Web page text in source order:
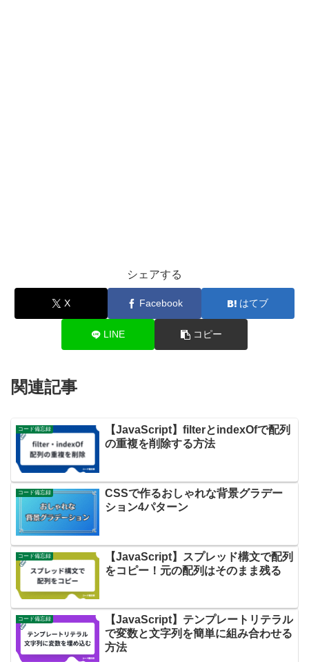
シェアする
X Facebook はてブ
LINE コピー
関連記事
コード備忘録
【JavaScript】filterとindexOfで配列
の重複を削除する方法
コード備忘録
CSSで作るおしゃれな背景グラデー
ション4パターン
コード備忘録
【JavaScript】スプレッド構文で配列
をコピー！元の配列はそのまま残る
コード備忘録
【JavaScript】テンプレートリテラル
で変数と文字列を簡単に組み合わせる
方法